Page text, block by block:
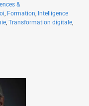
&
Formation Intelligence
Transformation digitale
une